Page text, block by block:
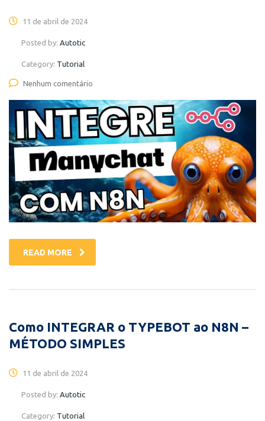
11 de abril de 2024
Posted by: Autotic
Category: Tutorial
Nenhum comentário
READ MORE
Como INTEGRAR o TYPEBOT ao N8N –
MÉTODO SIMPLES
11 de abril de 2024
Posted by: Autotic
Category: Tutorial